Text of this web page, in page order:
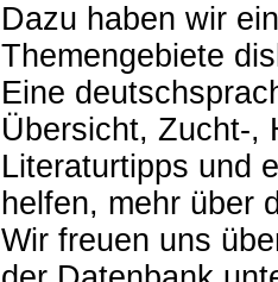
Dazu haben wir
Themengebiete
Eine
Übersicht, Zucht-,
Literaturtipps und
helfen, mehr über
Wir freuen uns